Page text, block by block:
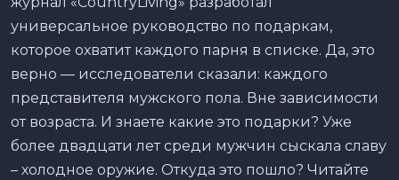
универсальное руководство по подаркам,
которое охватит каждого парня в списке. Да, это
верно — исследователи сказали: каждого
представителя мужского пола. Вне зависимости
от возраста. И знаете какие это подарки? Уже
более двадцати лет среди мужчин сыскала славу
– холодное оружие. Откуда это пошло? Читайте